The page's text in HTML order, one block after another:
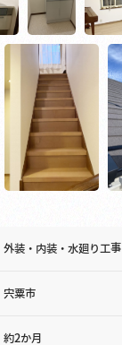
外装・内装・水廻り工事
宍粟市
約2か月